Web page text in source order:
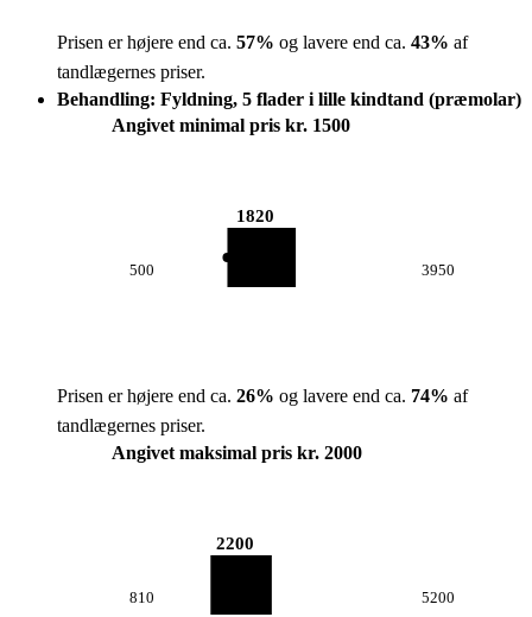
Prisen er højere end ca. 57% og lavere end ca. 43% af
tandlægernes priser.
Behandling: Fyldning, 5 flader i lille kindtand (præmolar)
Angivet minimal pris kr. 1500
500
1820
3950
Prisen er højere end ca. 26% og lavere end ca. 74% af
tandlægernes priser.
Angivet maksimal pris kr. 2000
810
2200
5200